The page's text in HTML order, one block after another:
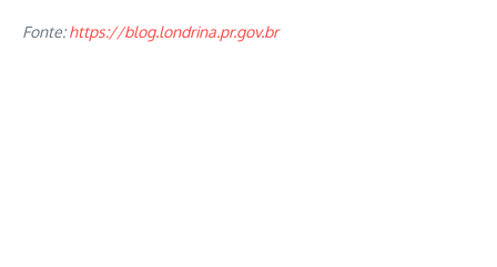
Fonte:https://blog.londrina.pr.gov.br